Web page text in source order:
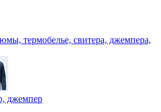
термобелье, свитера, джемпера,
джемпер